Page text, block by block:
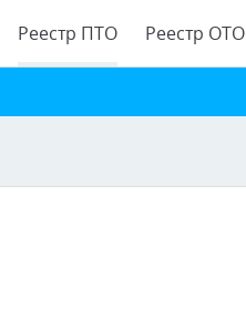
Реестр ПТО Реестр ОТО